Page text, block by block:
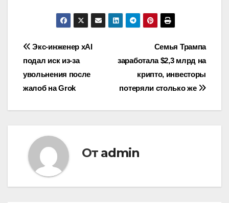
Навигация
по
записям
Семья Трампа
заработала $2,3 млрд на
крипто, инвесторы
потеряли столько же
Экс-инженер xAI
подал иск из-за
увольнения после
жалоб на Grok
От admin